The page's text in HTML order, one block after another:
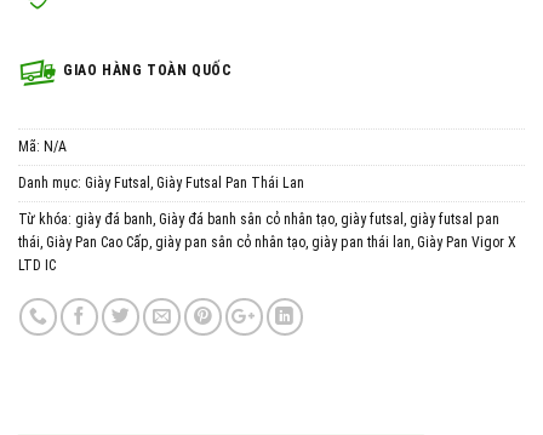
GIAO HÀNG TOÀN QUỐC
Mã: N/A
Danh mục: Giày Futsal , Giày Futsal Pan Thái Lan
Từ khóa: giày đá banh, Giày đá banh sân cỏ nhân tạo, giày futsal , giày futsal pan
thái, Giày Pan Cao Cấp, giày pan sân cỏ nhân tạo, giày pan thái lan, Giày Pan Vigor X
LTD IC